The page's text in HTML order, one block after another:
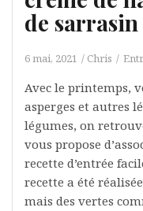
de
6 mai, 2021 Chris
Avec le printemps,
asperges et autres
légumes, on
vous propose
recette d’entrée
recette a été
mais des vertes